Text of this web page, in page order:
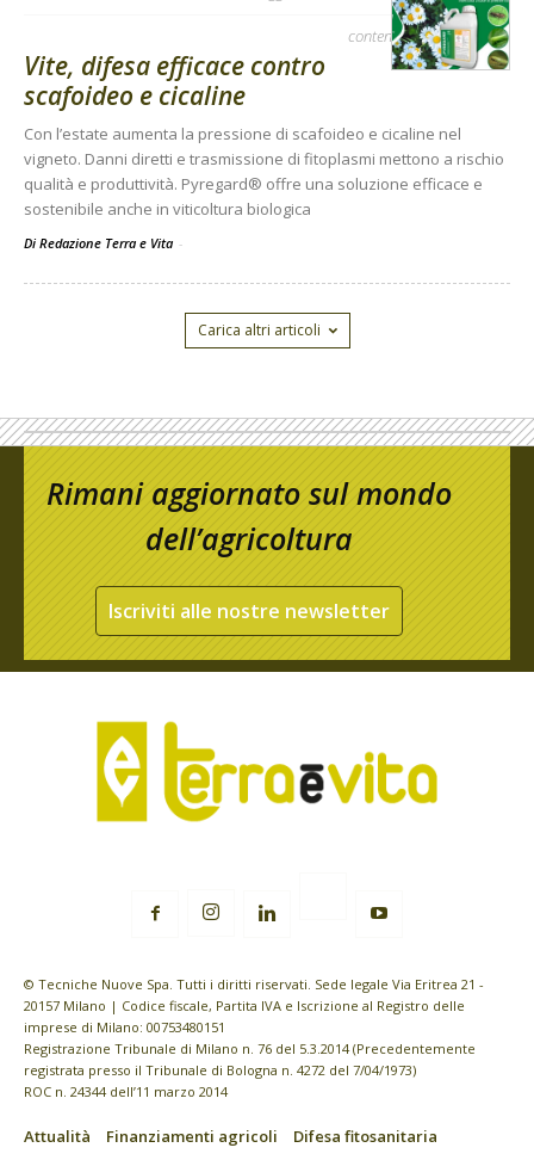
contenuto sponsorizzato
Vite, difesa efficace contro
scafoideo e cicaline
Con l’estate aumenta la pressione di scafoideo e cicaline nel
vigneto. Danni diretti e trasmissione di fitoplasmi mettono a rischio
qualità e produttività. Pyregard® offre una soluzione efficace e
sostenibile anche in viticoltura biologica
Di Redazione Terra e Vita -
Carica altri articoli
Rimani aggiornato sul mondo
dell’agricoltura
Iscriviti alle nostre newsletter
© Tecniche Nuove Spa. Tutti i diritti riservati. Sede legale Via Eritrea 21 -
20157 Milano | Codice fiscale, Partita IVA e Iscrizione al Registro delle
imprese di Milano: 00753480151
Registrazione Tribunale di Milano n. 76 del 5.3.2014 (Precedentemente
registrata presso il Tribunale di Bologna n. 4272 del 7/04/1973)
ROC n. 24344 dell’11 marzo 2014
Attualità Finanziamenti agricoli
Difesa fitosanitaria